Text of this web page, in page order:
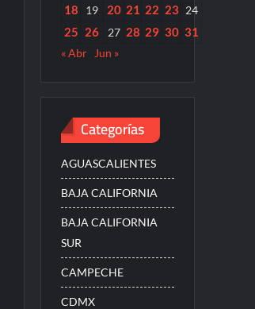
18 19 20 21 22 23 24
25 26 27 28 29 30 31
« Abr Jun »
Categorías
AGUASCALIENTES
BAJA CALIFORNIA
BAJA CALIFORNIA
SUR
CAMPECHE
CDMX